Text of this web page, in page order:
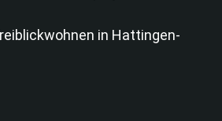
in Hattingen-